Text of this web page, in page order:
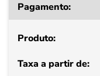
a
de